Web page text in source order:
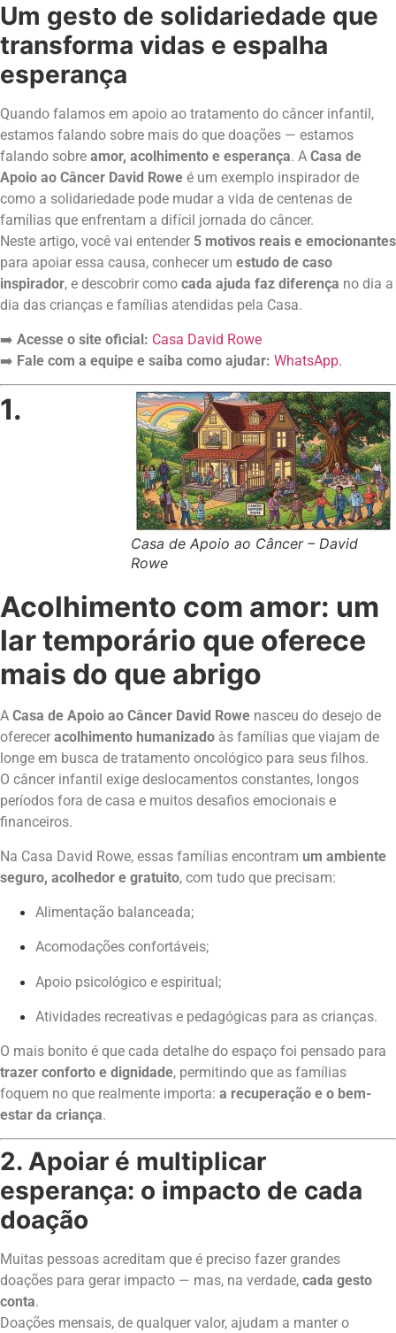
Um gesto de solidariedade que
transforma vidas e espalha
esperança
Quando falamos em apoio ao tratamento do câncer infantil,
estamos falando sobre mais do que doações — estamos
falando sobre amor, acolhimento e esperança. A Casa de
Apoio ao Câncer David Rowe é um exemplo inspirador de
como a solidariedade pode mudar a vida de centenas de
famílias que enfrentam a difícil jornada do câncer.
Neste artigo, você vai entender 5 motivos reais e emocionantes
para apoiar essa causa, conhecer um estudo de caso
inspirador, e descobrir como cada ajuda faz diferença no dia a
dia das crianças e famílias atendidas pela Casa.
➡️ Acesse o site oficial: Casa David Rowe
➡️ Fale com a equipe e saiba como ajudar: WhatsApp.
Casa de Apoio ao Câncer – David
Rowe
1.
Acolhimento com amor: um
lar temporário que oferece
mais do que abrigo
A Casa de Apoio ao Câncer David Rowe nasceu do desejo de
oferecer acolhimento humanizado às famílias que viajam de
longe em busca de tratamento oncológico para seus filhos.
O câncer infantil exige deslocamentos constantes, longos
períodos fora de casa e muitos desafios emocionais e
financeiros.
Na Casa David Rowe, essas famílias encontram um ambiente
seguro, acolhedor e gratuito, com tudo que precisam:
Alimentação balanceada;
Acomodações confortáveis;
Apoio psicológico e espiritual;
Atividades recreativas e pedagógicas para as crianças.
O mais bonito é que cada detalhe do espaço foi pensado para
trazer conforto e dignidade, permitindo que as famílias
foquem no que realmente importa: a recuperação e o bem-
estar da criança.
2. Apoiar é multiplicar
esperança: o impacto de cada
doação
Muitas pessoas acreditam que é preciso fazer grandes
doações para gerar impacto — mas, na verdade, cada gesto
conta.
Doações mensais, de qualquer valor, ajudam a manter o